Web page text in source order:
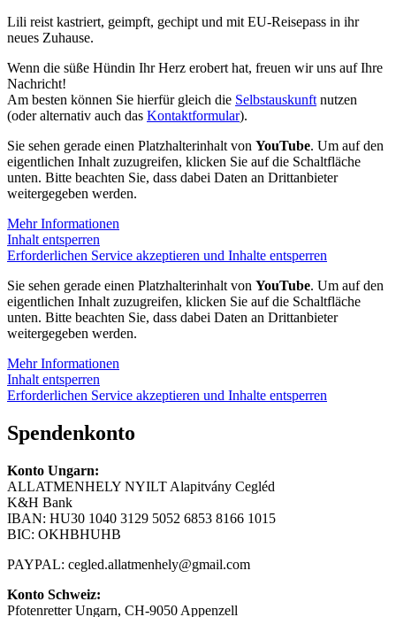
Lili reist kastriert, geimpft, gechipt und mit EU-Reisepass in ihr
neues Zuhause.
Wenn die süße Hündin Ihr Herz erobert hat, freuen wir uns auf Ihre
Nachricht!
Am besten können Sie hierfür gleich die Selbstauskunft nutzen
(oder alternativ auch das Kontaktformular).
Sie sehen gerade einen Platzhalterinhalt von YouTube. Um auf den
eigentlichen Inhalt zuzugreifen, klicken Sie auf die Schaltfläche
unten. Bitte beachten Sie, dass dabei Daten an Drittanbieter
weitergegeben werden.
Mehr Informationen
Inhalt entsperren
Erforderlichen Service akzeptieren und Inhalte entsperren
Sie sehen gerade einen Platzhalterinhalt von YouTube. Um auf den
eigentlichen Inhalt zuzugreifen, klicken Sie auf die Schaltfläche
unten. Bitte beachten Sie, dass dabei Daten an Drittanbieter
weitergegeben werden.
Mehr Informationen
Inhalt entsperren
Erforderlichen Service akzeptieren und Inhalte entsperren
Spendenkonto
Konto Ungarn:
ALLATMENHELY NYILT Alapitvány Cegléd
K&H Bank
IBAN: HU30 1040 3129 5052 6853 8166 1015
BIC: OKHBHUHB
PAYPAL: cegled.allatmenhely@gmail.com
Konto Schweiz:
Pfotenretter Ungarn, CH-9050 Appenzell